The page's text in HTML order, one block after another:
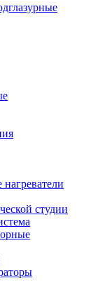
студии